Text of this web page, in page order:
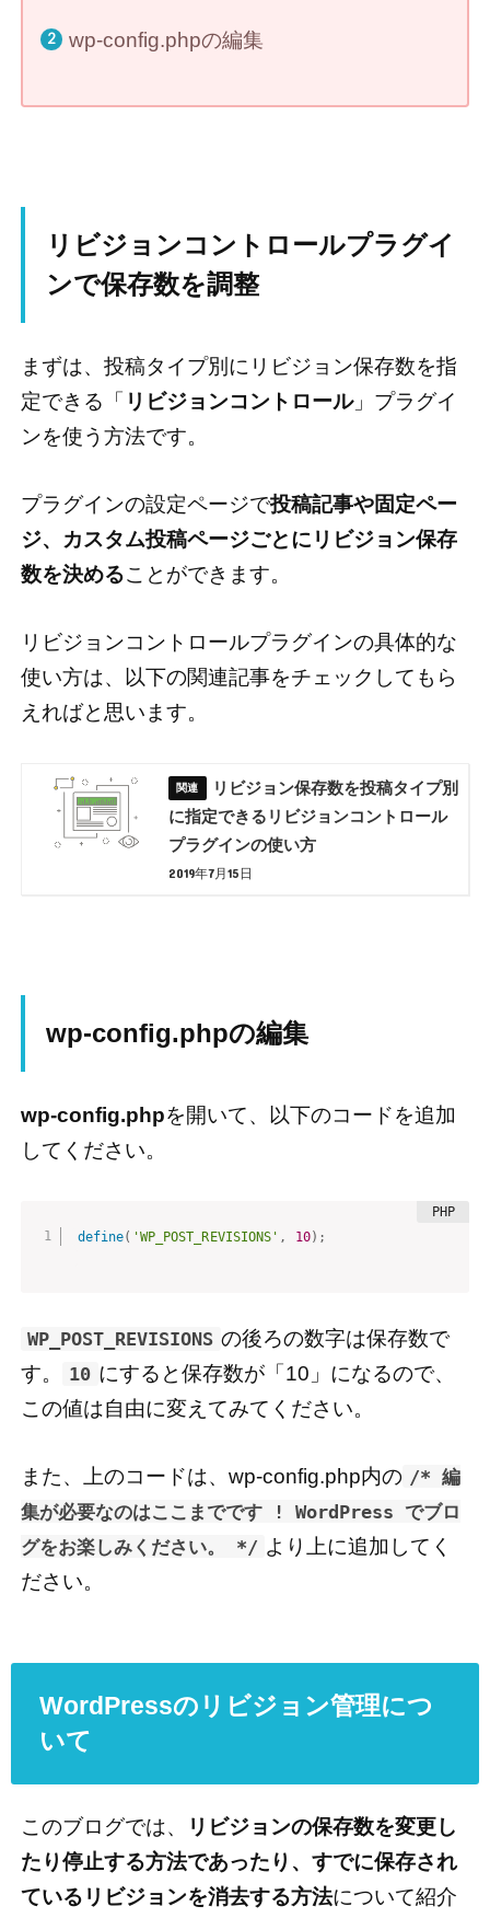
wp-config.phpの編集
リビジョンコントロールプラグイ
ンで保存数を調整
まずは、投稿タイプ別にリビジョン保存数を指
定できる「 リビジョンコントロール」プラグイ
ンを使う方法です。
プラグインの設定ページで投稿記事や固定ペー
ジ、カスタム投稿ページごとにリビジョン保存
数を決めることができます。
リビジョンコントロールプラグインの具体的な
使い方は、以下の関連記事をチェックしてもら
えればと思います。
リビジョン保存数を投稿タイプ別
に指定できるリビジョンコントロール
プラグインの使い方
2019年7月15日
wp-config.phpの編集
wp-config.phpを開いて、以下のコードを追加
してください。
define( 'WP_POST_REVISIONS' , 10) ;
WP_POST_REVISIONS の後ろの数字は保存数で
す。
10 にすると保存数が「10」になるので、
この値は自由に変えてみてください。
また、上のコードは、wp-config.php内の /* 編
集が必要なのはここまでです ! WordPress でブロ
グをお楽しみください。 */ より上に追加してく
ださい。
WordPressのリビジョン管理につ
いて
このブログでは、
リビジョンの保存数を変更し
たり停止する方法であったり、すでに保存され
ているリビジョンを消去する方法について紹介